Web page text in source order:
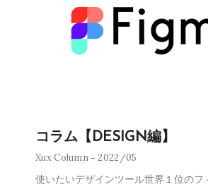
コラム【DESIGN編】
Xux Column 2022/05
使いたいデザインツール世界１位のフ